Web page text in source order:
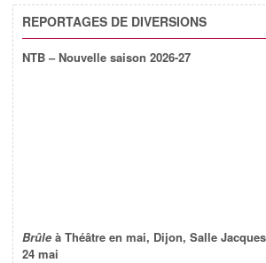
REPORTAGES DE DIVERSIONS
NTB – Nouvelle saison 2026-27
Brûle à Théâtre en mai, Dijon, Salle
24 mai